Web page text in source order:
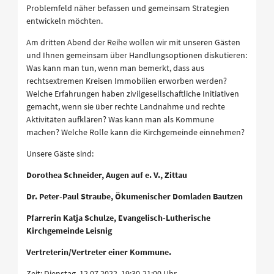
Problemfeld näher befassen und gemeinsam Strategien
entwickeln möchten.
Am dritten Abend der Reihe wollen wir mit unseren Gästen
und Ihnen gemeinsam über Handlungsoptionen diskutieren:
Was kann man tun, wenn man bemerkt, dass aus
rechtsextremen Kreisen Immobilien erworben werden?
Welche Erfahrungen haben zivilgesellschaftliche Initiativen
gemacht, wenn sie über rechte Landnahme und rechte
Aktivitäten aufklären? Was kann man als Kommune
machen? Welche Rolle kann die Kirchgemeinde einnehmen?
Unsere Gäste sind:
Dorothea Schneider, Augen auf e. V., Zittau
Dr. Peter-Paul Straube, Ökumenischer Domladen Bautzen
Pfarrerin Katja Schulze, Evangelisch-Lutherische
Kirchgemeinde Leisnig
Vertreterin/Vertreter einer Kommune.